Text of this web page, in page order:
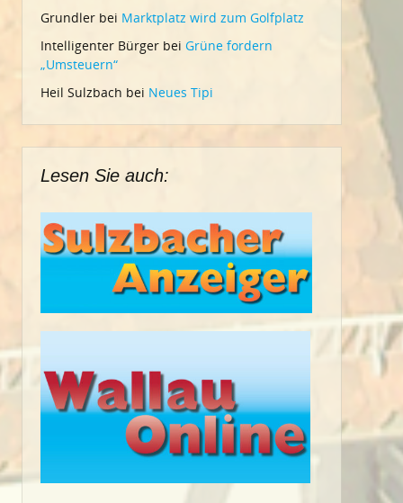
Grundler bei Marktplatz wird zum Golfplatz
Intelligenter Bürger bei Grüne fordern
„Umsteuern“
Heil Sulzbach bei Neues Tipi
Lesen Sie auch: